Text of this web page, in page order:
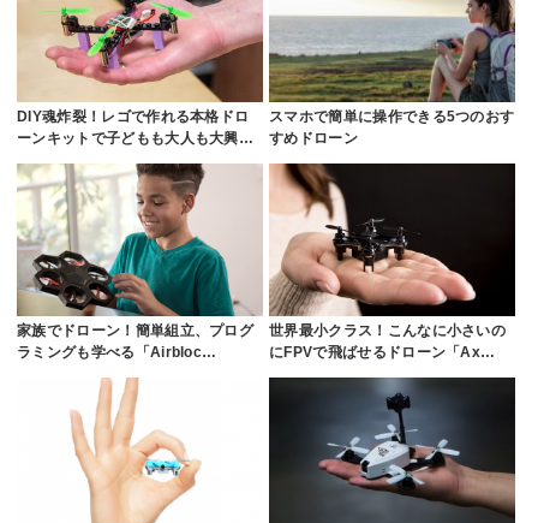
DIY魂炸裂！レゴで作れる本格ドロ
ーンキットで子どもも大人も大興…
スマホで簡単に操作できる5つのおす
すめドローン
家族でドローン！簡単組立、プログ
ラミングも学べる「Airbloc…
世界最小クラス！こんなに小さいの
にFPVで飛ばせるドローン「Ax…